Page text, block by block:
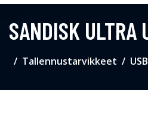
SANDISK ULTRA
Tallennustarvikkeet